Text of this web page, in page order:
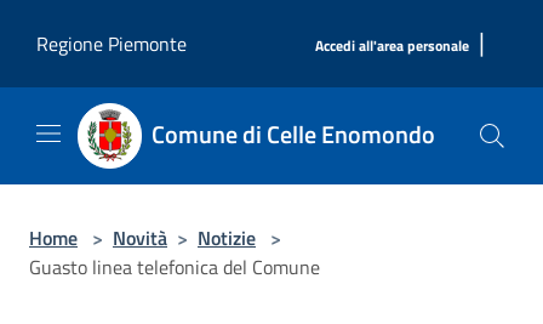
Regione Piemonte
Accedi all'area personale |
Comune di Celle Enomondo
Home > Novità > Notizie >
Guasto linea telefonica del Comune